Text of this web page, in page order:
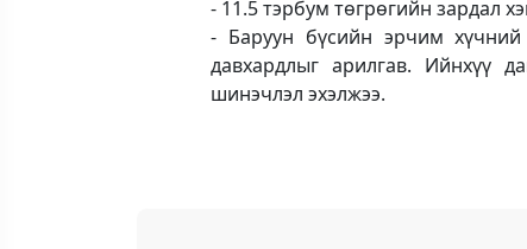
- 11.5 тэрбум төгрөгийн зардал
- Баруун бүсийн эрчим
давхардлыг арилгав. Ийнхүү
шинэчлэл эхэлжээ.